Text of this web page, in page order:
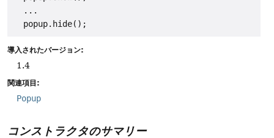
  ...
導入されたバージョン:
1.4
関連項目:
Popup
コンストラクタのサマリー